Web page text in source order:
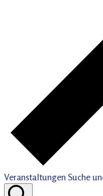
Veranstaltungen Suche